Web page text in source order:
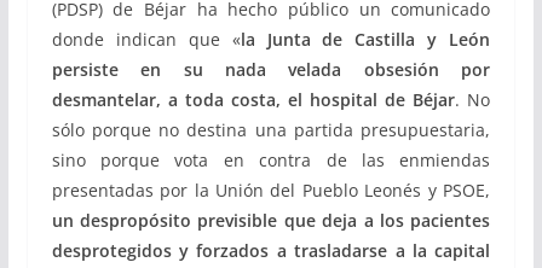
(PDSP) de Béjar ha hecho público un comunicado
donde indican que «la Junta de Castilla y León
persiste en su nada velada obsesión por
desmantelar, a toda costa, el hospital de Béjar. No
sólo porque no destina una partida presupuestaria,
sino porque vota en contra de las enmiendas
presentadas por la Unión del Pueblo Leonés y PSOE,
un despropósito previsible que deja a los pacientes
desprotegidos y forzados a trasladarse a la capital